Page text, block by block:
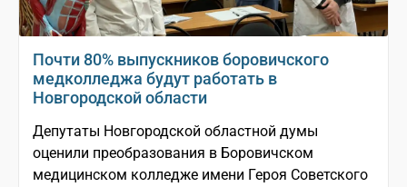
Почти 80% выпускников боровичского
медколледжа будут работать в
Новгородской области
Депутаты Новгородской областной думы
оценили преобразования в Боровичском
медицинском колледже имени Героя Советского